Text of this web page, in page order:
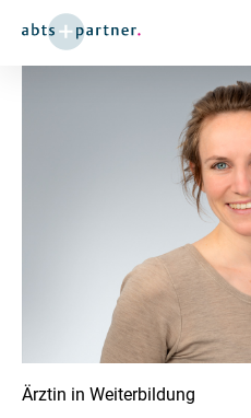
Ärztin in Weiterbildung